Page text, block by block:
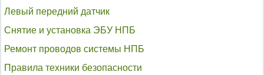
Левый передний датчик
Снятие и установка ЭБУ НПБ
Ремонт проводов системы НПБ
Правила техники безопасности